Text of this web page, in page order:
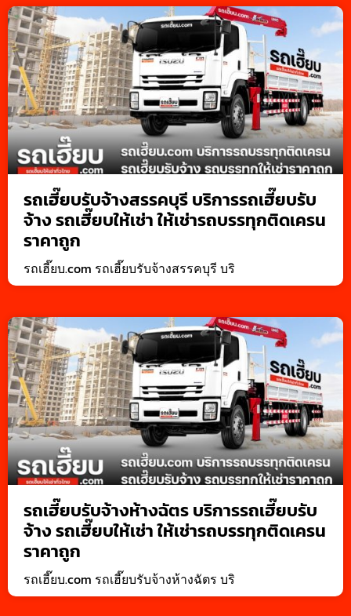
รถเฮี๊ยบรับจ้างสรรคบุรี บริการรถเฮี๊ยบรับ
จ้าง รถเฮี๊ยบให้เช่า ให้เช่ารถบรรทุกติดเครน
ราคาถูก
รถเฮี๊ยบ.com รถเฮี๊ยบรับจ้างสรรคบุรี บริ
รถเฮี๊ยบรับจ้างห้างฉัตร บริการรถเฮี๊ยบรับ
จ้าง รถเฮี๊ยบให้เช่า ให้เช่ารถบรรทุกติดเครน
ราคาถูก
รถเฮี๊ยบ.com รถเฮี๊ยบรับจ้างห้างฉัตร บริ